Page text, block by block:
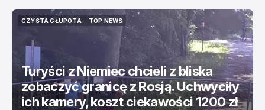
CZYSTA GŁUPOTA
TOP NEWS
TOP NEWS
Turyści z Niemiec chcieli z bliska
zobaczyć granicę z Rosją. Uchwyciły
ich kamery, koszt ciekawości 1200 zł